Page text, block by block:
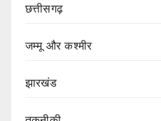
छत्तीसगढ़
जम्मू और कश्मीर
झारखंड